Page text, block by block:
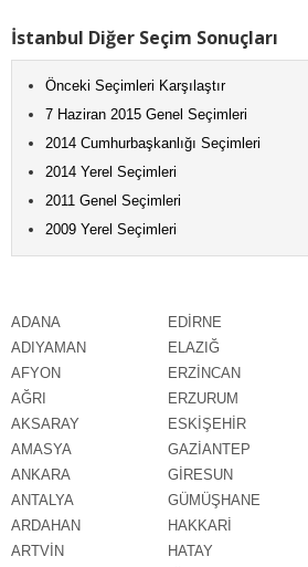
ADANA
ADIYAMAN
AFYON
AĞRI
AKSARAY
AMASYA
ANKARA
ANTALYA
ARDAHAN
ARTVİN
EDİRNE
ELAZIĞ
ERZİNCAN
ERZURUM
ESKİŞEHİR
GAZİANTEP
GİRESUN
GÜMÜŞHANE
HAKKARİ
HATAY
İstanbul Diğer Seçim Sonuçları
Önceki Seçimleri Karşılaştır
7 Haziran 2015 Genel Seçimleri
2014 Cumhurbaşkanlığı Seçimleri
2014 Yerel Seçimleri
2011 Genel Seçimleri
2009 Yerel Seçimleri